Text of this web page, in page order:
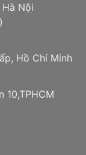
Hà Nội
Hồ Chí Minh
10,TPHCM